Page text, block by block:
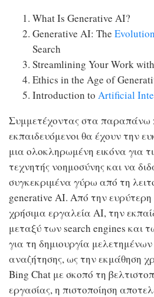
What Is Generative AI?
Generative AI: The Evolution
Search
Streamlining Your Work
Ethics in the Age of
Introduction to Artificial
Συμμετέχοντας στα παραπάνω
εκπαιδευόμενοι θα έχουν την
μια ολοκληρωμένη εικόνα για
τεχνητής νοημοσύνης και να
συγκεκριμένα γύρω από τη
generative AI. Από την ευρύτερη
χρήσιμα εργαλεία ΑΙ, την
μεταξύ των search engines και
για τη δημιουργία
αναζήτησης, ως την εκμάθηση
Bing Chat με σκοπό τη
εργασίας, η πιστοποίηση